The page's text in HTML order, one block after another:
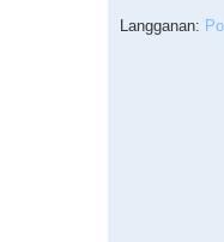
Langganan: